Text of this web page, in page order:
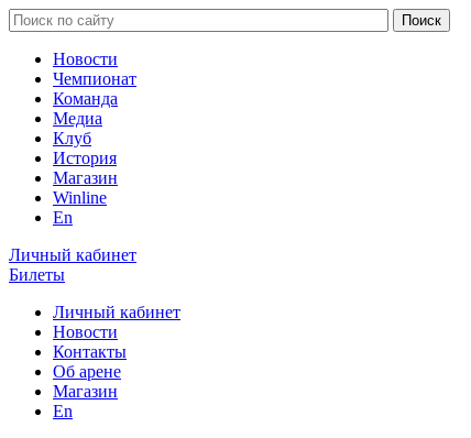
Новости
Чемпионат
Команда
Медиа
Клуб
История
Магазин
Winline
En
Личный кабинет
Билеты
Личный кабинет
Новости
Контакты
Об арене
Магазин
En